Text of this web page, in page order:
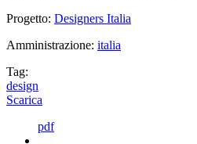
Progetto: Designers Italia
Amministrazione: italia
Tag:
design
Scarica
pdf